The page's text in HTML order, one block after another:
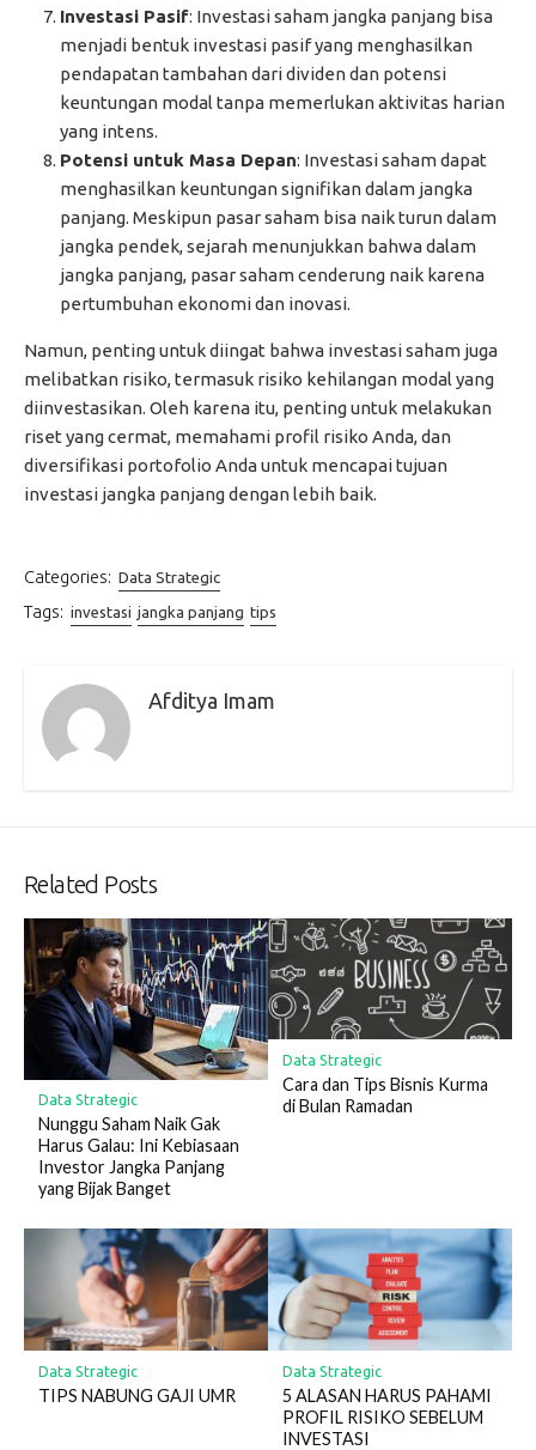
Investasi Pasif: Investasi saham jangka panjang bisa
menjadi bentuk investasi pasif yang menghasilkan
pendapatan tambahan dari dividen dan potensi
keuntungan modal tanpa memerlukan aktivitas harian
yang intens.
Potensi untuk Masa Depan: Investasi saham dapat
menghasilkan keuntungan signifikan dalam jangka
panjang. Meskipun pasar saham bisa naik turun dalam
jangka pendek, sejarah menunjukkan bahwa dalam
jangka panjang, pasar saham cenderung naik karena
pertumbuhan ekonomi dan inovasi.
Namun, penting untuk diingat bahwa investasi saham juga
melibatkan risiko, termasuk risiko kehilangan modal yang
diinvestasikan. Oleh karena itu, penting untuk melakukan
riset yang cermat, memahami profil risiko Anda, dan
diversifikasi portofolio Anda untuk mencapai tujuan
investasi jangka panjang dengan lebih baik.
Categories: Data Strategic
Tags: investasi jangka panjang tips
Afditya Imam
Related Posts
Data Strategic
Nunggu Saham Naik Gak
Harus Galau: Ini Kebiasaan
Investor Jangka Panjang
yang Bijak Banget
Data Strategic
Cara dan Tips Bisnis Kurma
di Bulan Ramadan
Data Strategic
TIPS NABUNG GAJI UMR
Data Strategic
5 ALASAN HARUS PAHAMI
PROFIL RISIKO SEBELUM
INVESTASI